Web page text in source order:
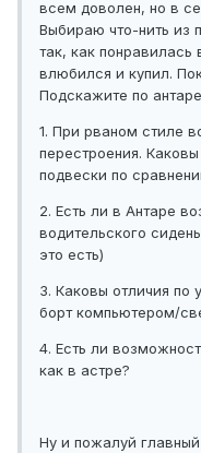
всем доволен, но в
Выбираю что-нить из
так, как
влюбился и купил.
Подскажите по
1. При рваном стиле
перестроения.
подвески по
2. Есть ли в Антаре
водительского
это есть)
3. Каковы отличия по
борт компьютером/
4. Есть ли
как в астре?
Ну и пожалуй